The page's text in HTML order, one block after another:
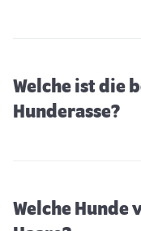
Welche ist die
Hunderasse?
Welche Hunde